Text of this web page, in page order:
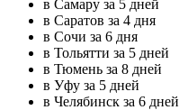
в Самару за 5 дней
в Саратов за 4 дня
в Сочи за 6 дня
в Тольятти за 5 дней
в Тюмень за 8 дней
в Уфу за 5 дней
в Челябинск за 6 дней